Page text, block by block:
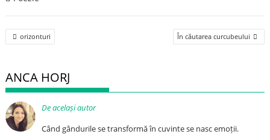
Post
navigation
orizonturi În căutarea curcubeului
ANCA HORJ
De același autor
Când gândurile se transformă în cuvinte se nasc emoții.